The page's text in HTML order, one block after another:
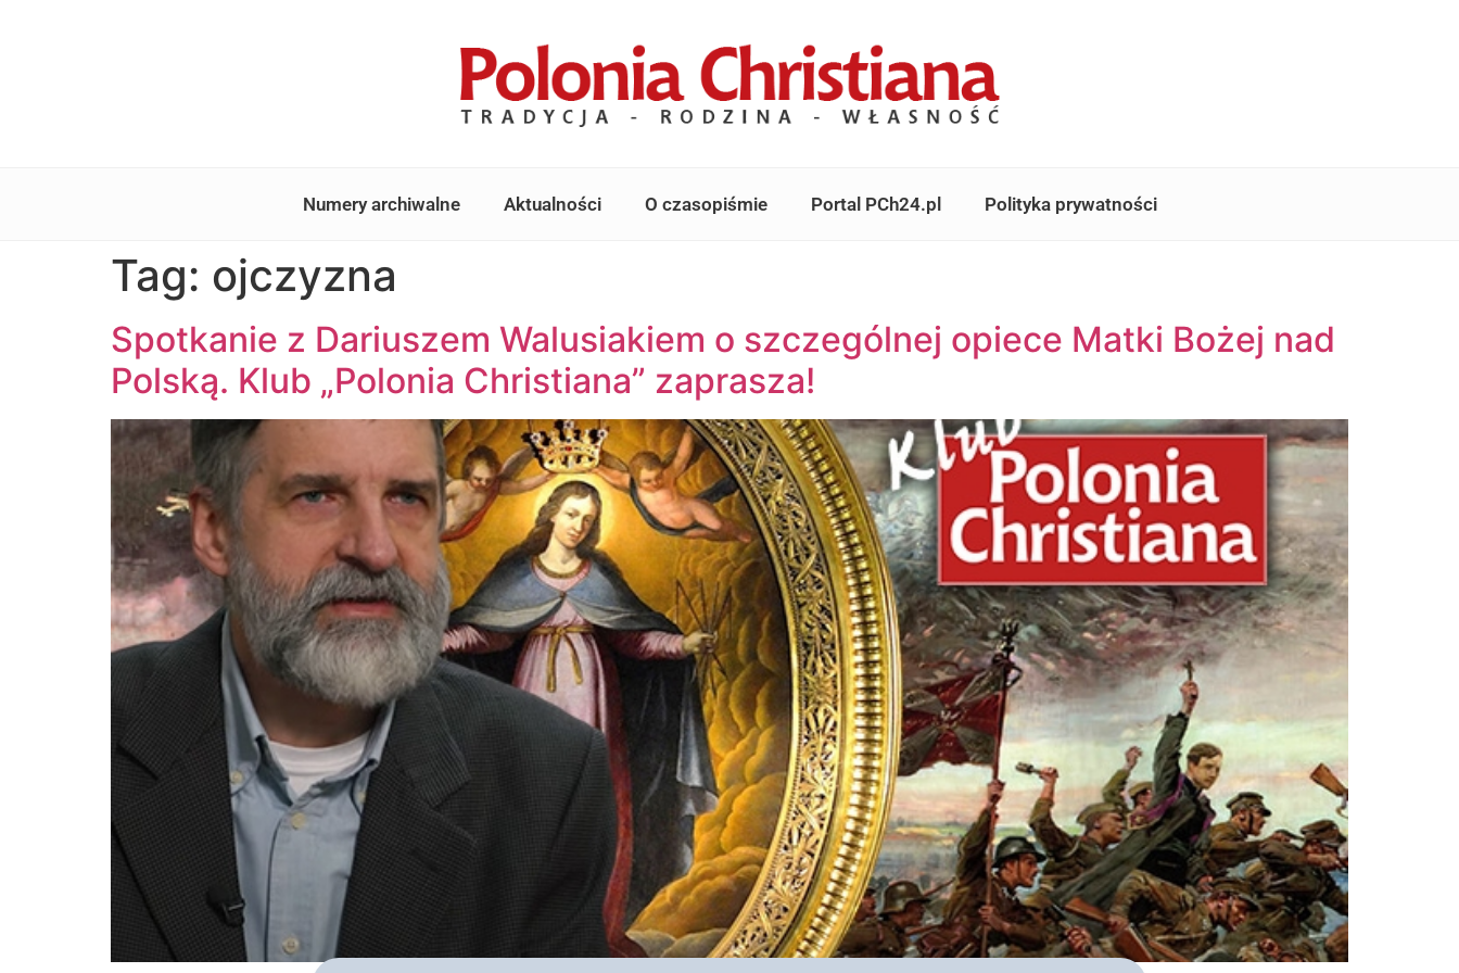
Numery archiwalne Aktualności O czasopiśmie Portal PCh24.pl Polityka prywatności
Tag: ojczyzna
Spotkanie z Dariuszem Walusiakiem o szczególnej opiece Matki Bożej nad
Polską. Klub „Polonia Christiana” zaprasza!